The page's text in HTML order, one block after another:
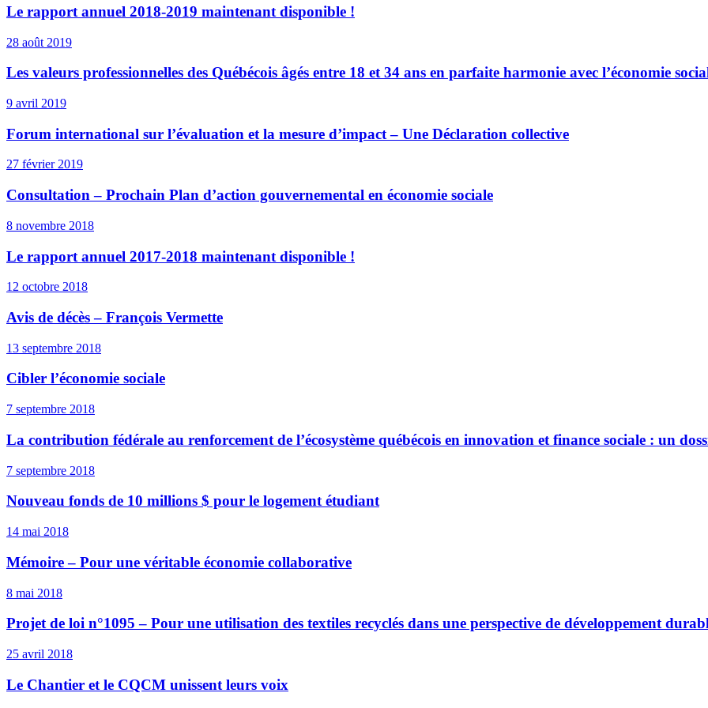
Le rapport annuel 2018-2019 maintenant disponible !
28 août 2019
Les valeurs professionnelles des Québécois âgés entre 18 et 34 ans en parfaite harmonie avec l’économie
9 avril 2019
Forum international sur l’évaluation et la mesure d’impact – Une Déclaration collective
27 février 2019
Consultation – Prochain Plan d’action gouvernemental en économie sociale
8 novembre 2018
Le rapport annuel 2017-2018 maintenant disponible !
12 octobre 2018
Avis de décès – François Vermette
13 septembre 2018
Cibler l’économie sociale
7 septembre 2018
La contribution fédérale au renforcement de l’écosystème québécois en innovation et finance sociale : un
7 septembre 2018
Nouveau fonds de 10 millions $ pour le logement étudiant
14 mai 2018
Mémoire – Pour une véritable économie collaborative
8 mai 2018
Projet de loi n°1095 – Pour une utilisation des textiles recyclés dans une perspective de développement
25 avril 2018
Le Chantier et le CQCM unissent leurs voix